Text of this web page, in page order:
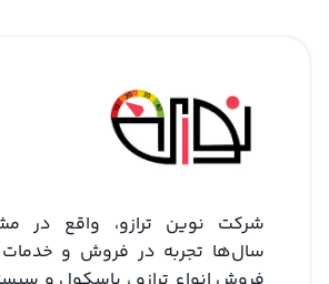
شرکت نوین ترازو، واقع در
سال‌ها تجربه در فروش و